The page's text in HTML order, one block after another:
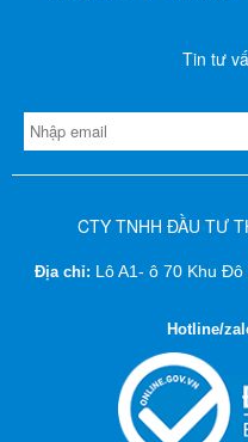
Tin tư
CTY TNHH ĐẦU TƯ
Địa chỉ: Lô A1- ô 70 Khu
Hotline/